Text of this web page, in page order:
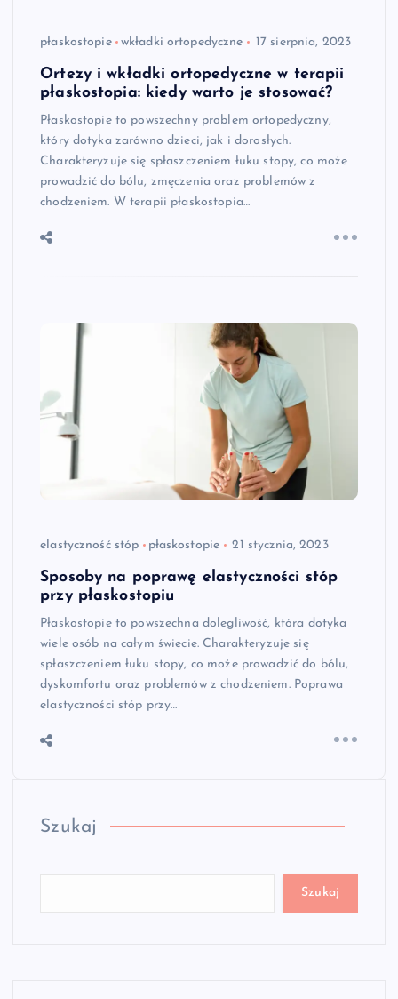
płaskostopie wkładki ortopedyczne 17 sierpnia, 2023
Ortezy i wkładki ortopedyczne w terapii
płaskostopia: kiedy warto je stosować?
Płaskostopie to powszechny problem ortopedyczny,
który dotyka zarówno dzieci, jak i dorosłych.
Charakteryzuje się spłaszczeniem łuku stopy, co może
prowadzić do bólu, zmęczenia oraz problemów z
chodzeniem. W terapii płaskostopia…
elastyczność stóp płaskostopie 21 stycznia, 2023
Sposoby na poprawę elastyczności stóp
przy płaskostopiu
Płaskostopie to powszechna dolegliwość, która dotyka
wiele osób na całym świecie. Charakteryzuje się
spłaszczeniem łuku stopy, co może prowadzić do bólu,
dyskomfortu oraz problemów z chodzeniem. Poprawa
elastyczności stóp przy…
Szukaj
Szukaj